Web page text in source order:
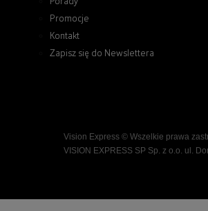
Promocje
Kontakt
Zapisz się do Newslettera
Vision Express © Wszelkie prawa
VISION EXPRESS SP Sp. z o.o. ul.